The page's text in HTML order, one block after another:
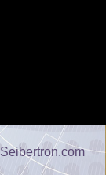
Seibertron.com